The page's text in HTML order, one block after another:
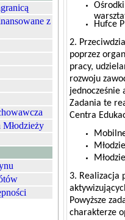
z
Hufce
2.
poprzez
pracy,
rozwoju
Zadania te
Centra
3. Realizacja
Powyższe
charakterze